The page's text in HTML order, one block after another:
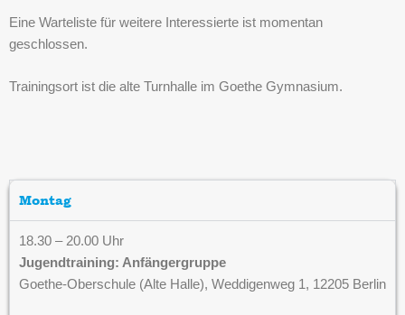
Eine Warteliste für weitere Interessierte ist momentan
geschlossen.
Trainingsort ist die alte Turnhalle im Goethe Gymnasium.
Montag
18.30 – 20.00 Uhr
Jugendtraining: Anfängergruppe
Goethe-Oberschule (Alte Halle), Weddigenweg 1, 12205 Berlin